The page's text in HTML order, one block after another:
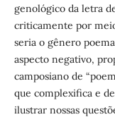
genológico da letra
criticamente por
seria o gênero
aspecto negativo,
camposiano de
que complexifica e
ilustrar nossas